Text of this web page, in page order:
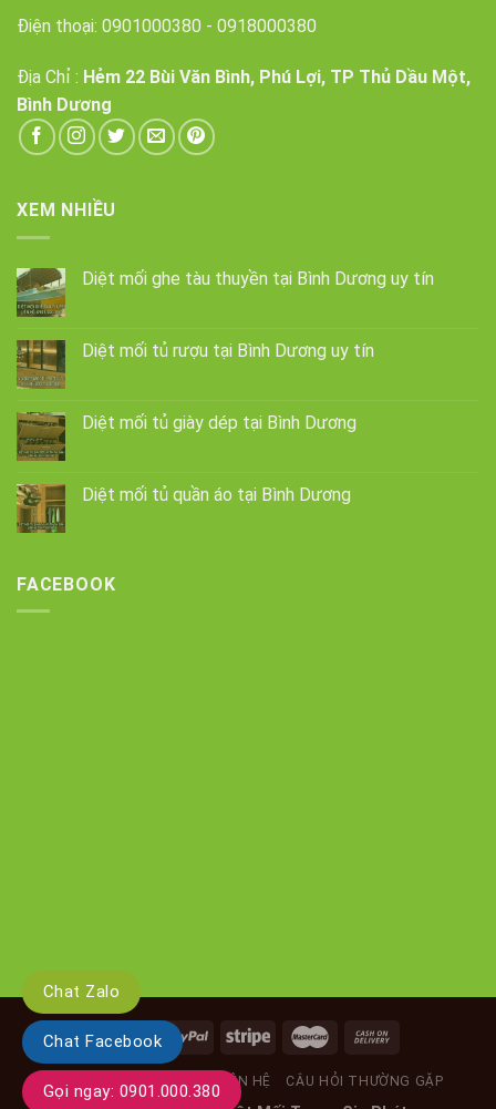
Điện thoại: 0901000380 - 0918000380
Địa Chỉ : Hẻm 22 Bùi Văn Bình, Phú Lợi, TP Thủ Dầu Một,
Bình Dương
XEM NHIỀU
Diệt mối ghe tàu thuyền tại Bình Dương uy tín
Diệt mối tủ rượu tại Bình Dương uy tín
Diệt mối tủ giày dép tại Bình Dương
Diệt mối tủ quần áo tại Bình Dương
FACEBOOK
GIỚI THIỆU TIN TỨC LIÊN HỆ CÂU HỎI THƯỜNG GẶP
Chat Zalo
Chat Facebook
Gọi ngay: 0901.000.380